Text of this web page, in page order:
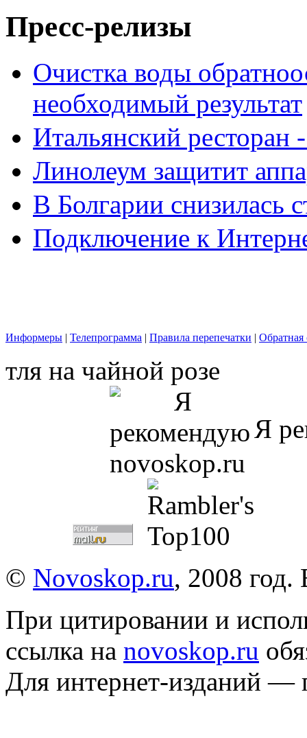
Пресс-релизы
Очистка воды
необходимый результат
Итальянский
Линолеум защитит
В Болгарии снизилась
Подключение к
Информеры | Телепрограмма | Правила перепечатки | Обратная
тля на чайной розе
Я
© Novoskop.ru, 2008
При цитировании и
ссылка на novoskop.ru
Для интернет-изданий —